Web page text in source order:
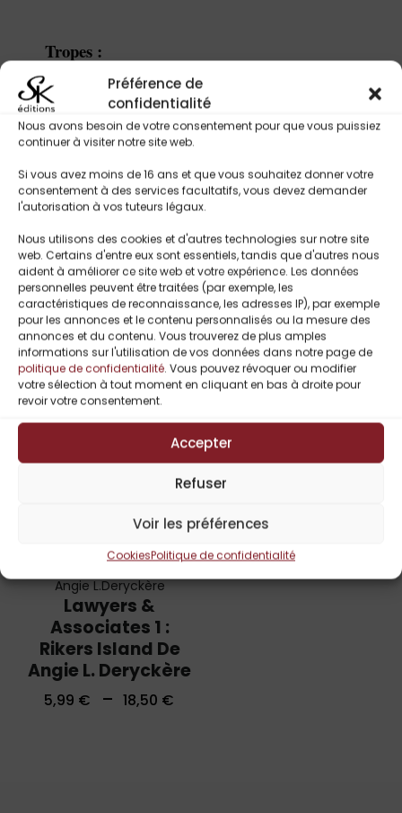
Préférence de
confidentialité
Nous avons besoin de votre consentement pour que vous puissiez
continuer à visiter notre site web.
Si vous avez moins de 16 ans et que vous souhaitez donner votre
consentement à des services facultatifs, vous devez demander
l'autorisation à vos tuteurs légaux.
Nous utilisons des cookies et d'autres technologies sur notre site
web. Certains d'entre eux sont essentiels, tandis que d'autres nous
aident à améliorer ce site web et votre expérience. Les données
personnelles peuvent être traitées (par exemple, les
caractéristiques de reconnaissance, les adresses IP), par exemple
pour les annonces et le contenu personnalisés ou la mesure des
annonces et du contenu. Vous trouverez de plus amples
informations sur l'utilisation de vos données dans notre page de
politique de confidentialité. Vous pouvez révoquer ou modifier
votre sélection à tout moment en cliquant en bas à droite pour
revoir votre consentement.
Accepter
Refuser
Voir les préférences
CookiesPolitique de confidentialité
Tropes :
Romance sur fond d’enquête criminelle
Héros avocat en danger
Héroïne liée à un criminel puissant
Double jeu et trahisons
Affaires croisées / complot complexe
Révélations dévastatrices
Titres Similaires
Lawyers &
Associates 1 :
Rikers Island De
Angie L. Deryckère
Angie L.Deryckère
5,99 € – 18,50 €